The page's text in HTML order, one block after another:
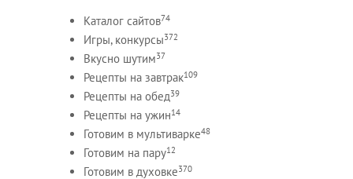
Каталог сайтов74
Игры, конкурсы372
Вкусно шутим37
Рецепты на завтрак109
Рецепты на обед39
Рецепты на ужин14
Готовим в мультиварке48
Готовим на пару12
Готовим в духовке370